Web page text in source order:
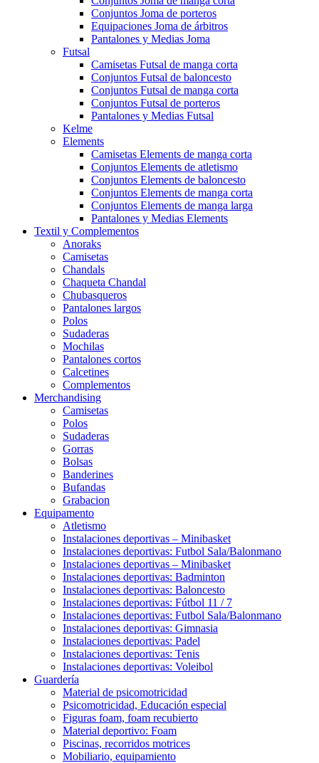
Conjuntos Joma de porteros
Equipaciones Joma de árbitros
Pantalones y Medias Joma
Futsal
Camisetas Futsal de manga corta
Conjuntos Futsal de baloncesto
Conjuntos Futsal de manga corta
Conjuntos Futsal de porteros
Pantalones y Medias Futsal
Kelme
Elements
Camisetas Elements de manga corta
Conjuntos Elements de atletismo
Conjuntos Elements de baloncesto
Conjuntos Elements de manga corta
Conjuntos Elements de manga larga
Pantalones y Medias Elements
Textil y Complementos
Anoraks
Camisetas
Chandals
Chaqueta Chandal
Chubasqueros
Pantalones largos
Polos
Sudaderas
Mochilas
Pantalones cortos
Calcetines
Complementos
Merchandising
Camisetas
Polos
Sudaderas
Gorras
Bolsas
Banderines
Bufandas
Grabacion
Equipamento
Atletismo
Instalaciones deportivas – Minibasket
Instalaciones deportivas: Futbol Sala/Balonmano
Instalaciones deportivas – Minibasket
Instalaciones deportivas: Badminton
Instalaciones deportivas: Baloncesto
Instalaciones deportivas: Fútbol 11 / 7
Instalaciones deportivas: Futbol Sala/Balonmano
Instalaciones deportivas: Gimnasia
Instalaciones deportivas: Padel
Instalaciones deportivas: Tenis
Instalaciones deportivas: Voleibol
Guardería
Material de psicomotricidad
Psicomotricidad, Educación especial
Figuras foam, foam recubierto
Material deportivo: Foam
Piscinas, recorridos motrices
Mobiliario, equipamiento